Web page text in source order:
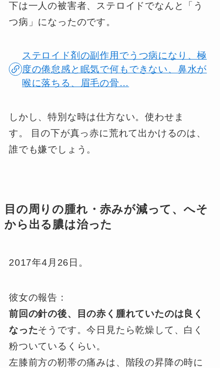
下は一人の被害者、ステロイドでなんと「う
つ病」になったのです。
ステロイド剤の副作用でうつ病になり、極
度の倦怠感と眠気で何もできない、鼻水が
喉に落ちる、眉毛の骨…
しかし、特別な時は仕方ない。使わせま
す。 目の下が真っ赤に荒れて出かけるのは、
誰でも嫌でしょう。
目の周りの腫れ・赤みが減って、へそ
から出る膿は治った
2017年4月26日。
彼女の報告：
前回の針の後、目の赤く腫れていたのは良く
なったそうです。今日見たら乾燥して、白く
粉ついているくらい。
左膝前方の靭帯の痛みは、階段の昇降の時に